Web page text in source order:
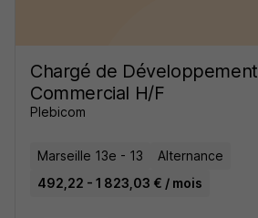
Chargé de Développement
Commercial H/F
Plebicom
Marseille 13e - 13
Alternance
492,22 - 1 823,03 € / mois